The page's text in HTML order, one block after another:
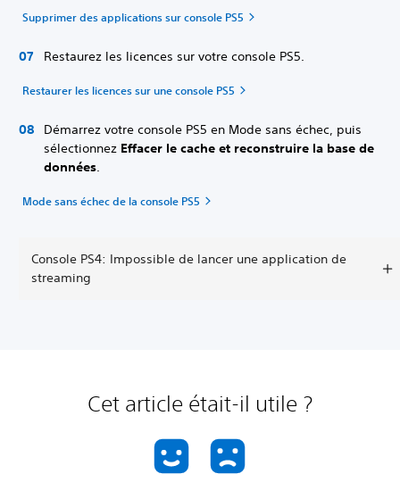
Supprimer des applications sur console PS5
Restaurez les licences sur votre console PS5.
Restaurer les licences sur une console PS5
Démarrez votre console PS5 en Mode sans échec, puis
sélectionnez Effacer le cache et reconstruire la base de
données.
Mode sans échec de la console PS5
Console PS4: Impossible de lancer une application de
streaming
Cet article était-il utile ?